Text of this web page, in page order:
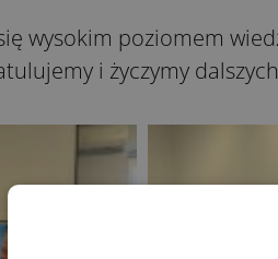
wysokim poziomem
i życzymy